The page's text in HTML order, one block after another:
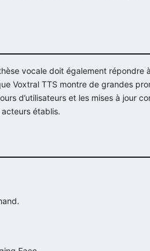
vocale doit également répondre
Voxtral TTS montre de grandes
d’utilisateurs et les mises à jour
établis.